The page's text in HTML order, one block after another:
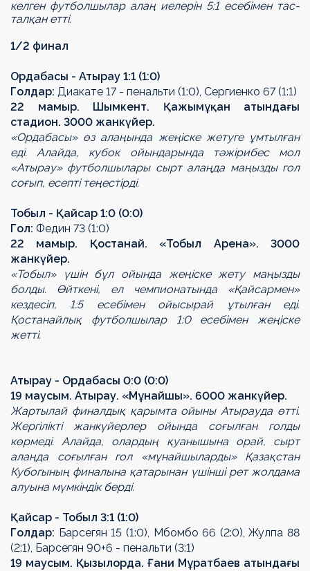
келген футболшылар алаң иелерін 5:1 есебімен тас-
талқан етті.
1/2 финал
Ордабасы - Атырау 1:1 (1:0)
Голдар: Диакате 17 - пенальти (1:0), Сергиенко 67 (1:1)
22 мамыр. Шымкент. Қажымұқан атындағы
стадион. 3000 жанкүйер.
«Ордабасы» өз алаңында жеңіске жетуге ұмтылған
еді. Алайда, кубок ойындарында тәжірибес мол
«Атырау» футболшылары сырт алаңда маңызды гол
соғып, есепті теңестірді.
Тобыл - Қайсар 1:0 (0:0)
Гол: Федин 73 (1:0)
22 мамыр. Қостанай. «Тобыл Арена». 3000
жанкүйер.
«Тобыл» үшін бұл ойында жеңіске жету маңызды
болды. Өйткені, ел чемпионатында «Қайсармен»
кездесіп, 1:5 есебімен ойысырай ұтылған еді.
Қостанайлық футболшылар 1:0 есебімен жеңіске
жетті.
Атырау - Ордабасы 0:0 (0:0)
19 маусым. Атырау. «Мұнайшы». 6000 жанкүйер.
Жартылай финалдық қарымта ойыны Атырауда өтті.
Жергілікті жанкүйерлер ойында соғылған голды
көрмеді. Алайда, олардың қуанышына орай, сырт
алаңда соғылған гол «мұнайшыларды» Қазақстан
Кубогының финалына қатарынан үшінші рет жолдама
алуына мүмкіндік берді.
Қайсар - Тобыл 3:1 (1:0)
Голдар: Барсегян 15 (1:0), Мбомбо 66 (2:0), Жулпа 88
(2:1), Барсегян 90+6 - пенальти (3:1)
19 маусым. Қызылорда. Ғани Мұратбаев атындағы